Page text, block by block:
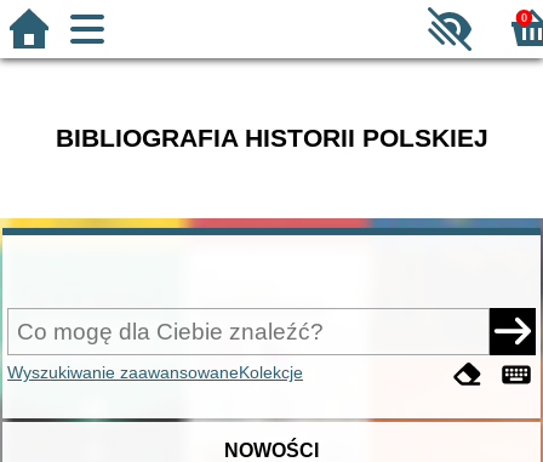
0
BIBLIOGRAFIA HISTORII POLSKIEJ
Wyszukiwanie zaawansowaneKolekcje
NOWOŚCI